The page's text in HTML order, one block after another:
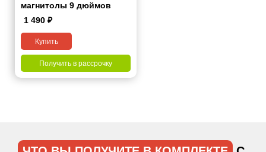
магнитолы 9 дюймов
1 490 ₽
Купить
Получить в рассрочку